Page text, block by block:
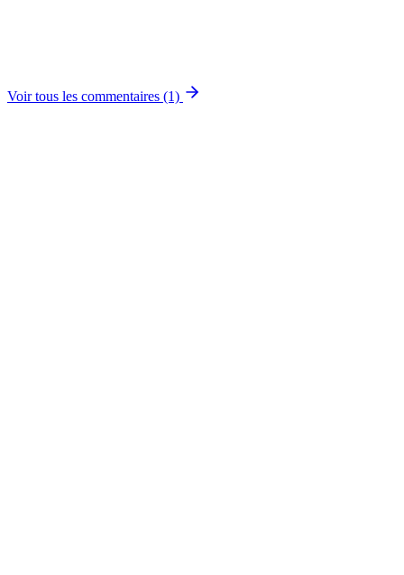
Voir tous les commentaires (1)